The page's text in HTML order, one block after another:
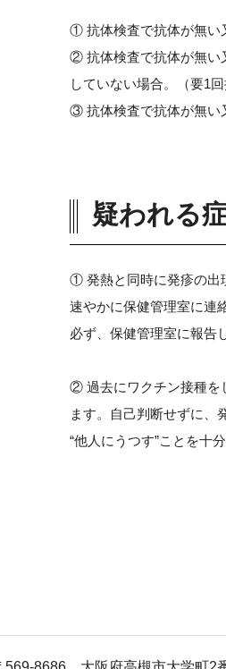
① 抗体検査で抗体が無い
② 抗体検査で抗体が無い
していない場合。（要1回
③ 抗体検査で抗体が無い
疑われる
① 発熱と同時に発疹の出
速やかに保健管理室に連
必ず、保健管理室に報告
② 過去にワクチン接種を
ます。自己判断せずに、
“他人にうつす”ことを十